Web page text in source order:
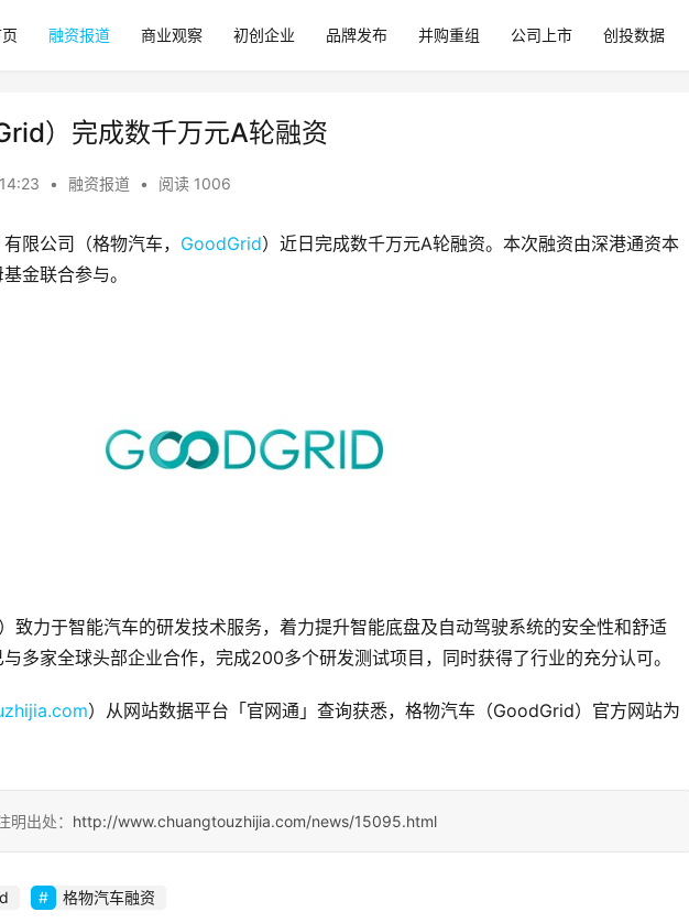
融资报道 商业观察 初创企业 品牌发布 并购重组 公司上市 创投数据
）完成数千万元A轮融资
• 融资报道 • 阅读 1006
限公司（格物汽车， GoodGrid）近日完成数千万元A轮融资。本次融资由深港通资本
金联合参与。
致力于智能汽车的研发技术服务，着力提升智能底盘及自动驾驶系统的安全性和舒适
多家全球头部企业合作，完成200多个研发测试项目，同时获得了行业的充分认可。
）从网站数据平台「官网通」查询获悉，格物汽车（GoodGrid）官方网站为
出处： http://www.chuangtouzhijia.com/news/15095.html
格物汽车融资